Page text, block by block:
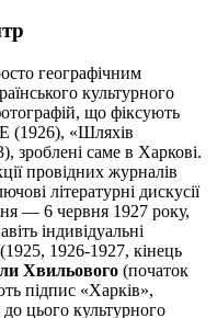
географічним
культурного
що фіксують
(1926), «Шляхів
зроблені саме в Харкові.
провідних журналів
літературні дискусії
— 6 червня 1927 року,
індивідуальні
(1925, 1926-1927, кінець
Хвильового (початок
підпис «Харків»,
цього культурного